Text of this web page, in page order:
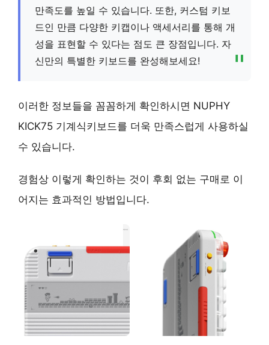
만족도를 높일 수 있습니다. 또한, 커스텀 키보
드인 만큼 다양한 키캡이나 액세서리를 통해 개
성을 표현할 수 있다는 점도 큰 장점입니다. 자
신만의 특별한 키보드를 완성해보세요!
이러한 정보들을 꼼꼼하게 확인하시면 NUPHY
KICK75 기계식키보드를 더욱 만족스럽게 사용하실
수 있습니다.
경험상 이렇게 확인하는 것이 후회 없는 구매로 이
어지는 효과적인 방법입니다.